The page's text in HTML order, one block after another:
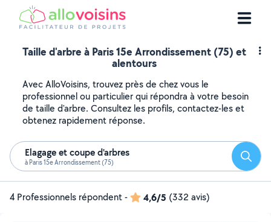
Taille d'arbre à Paris 15e Arrondissement (75) et
alentours
Avec AlloVoisins, trouvez près de chez vous le
professionnel ou particulier qui répondra à votre besoin
de taille d'arbre. Consultez les profils, contactez-les et
obtenez rapidement réponse.
Elagage et coupe d'arbres
à Paris 15e Arrondissement (75)
4 Professionnels répondent- 4,6/5 (332 avis)